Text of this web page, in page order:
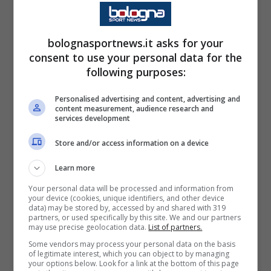
un calciatore che ricorda un po’
dinamico e muscolare ma che in zona gol sa
spesso come fare la differenza. Andiamo a
vedere le ultime notizie che arrivano in tal
senso.
Milan, nuovo centrocampista
per Allegri: occhi in casa PSV
Nainggolanè un calciatore che è cresciuto
molto alla corte diMassimiliano Allegriai
tempi delCagliaried in tal senso ci sono degli
sviluppi non di poco conto. A quanto pare,
bolognasportnews.it asks for your
consent to use your personal data for the
following purposes:
Personalised advertising and content, advertising and
content measurement, audience research and
services development
Store and/or access information on a device
Learn more
Your personal data will be processed and information from
your device (cookies, unique identifiers, and other device
data) may be stored by, accessed by and shared with 319
partners, or used specifically by this site. We and our partners
may use precise geolocation data. List of partners.
Some vendors may process your personal data on the basis
of legitimate interest, which you can object to by managing
your options below. Look for a link at the bottom of this page